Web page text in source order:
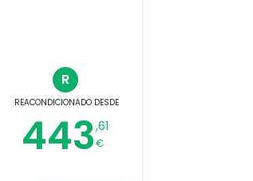
R
REACONDICIONADO DESDE
443,61
€